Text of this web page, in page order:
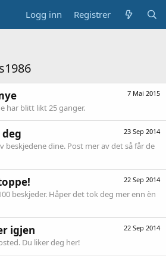
Logg inn Registrer
7 Mai 2015
har blitt likt 25 ganger.
23 Sep 2014
beskjedene dine. Post mer av det så får de
22 Sep 2014
beskjeder. Håper det tok deg mer enn èn
22 Sep 2014
igjen
Du liker deg her!